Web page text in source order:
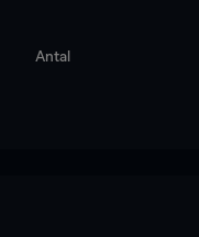
Antal